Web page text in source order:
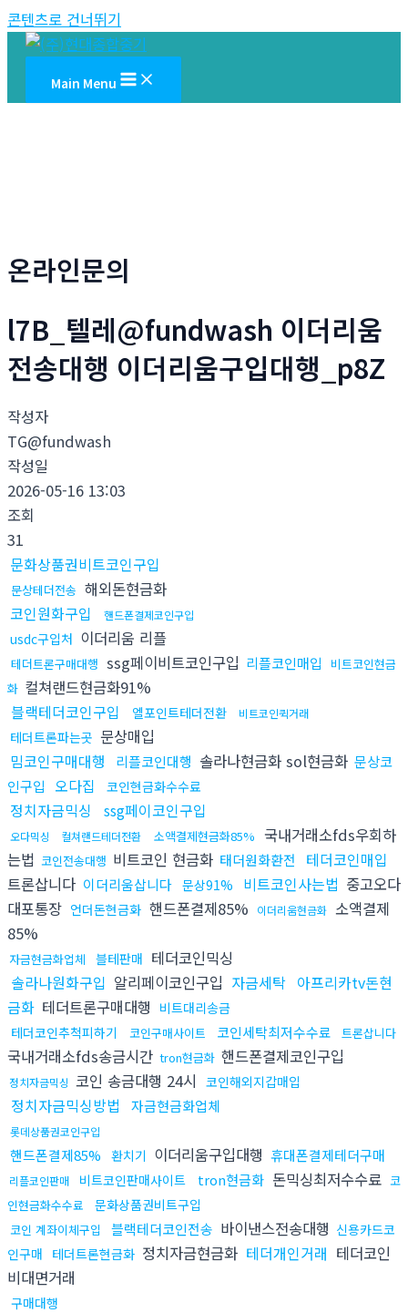
콘텐츠로 건너뛰기
Main Menu
온라인문의
l7B_텔레@fundwash 이더리움
전송대행 이더리움구입대행_p8Z
작성자
TG@fundwash
작성일
2026-05-16 13:03
조회
31
문화상품권비트코인구입
문상테더전송 해외돈현금화
코인원화구입
핸드폰결제코인구입
usdc구입처 이더리움 리플
테더트론구매대행 ssg페이비트코인구입 리플코인매입
비트코인현금
화 컬쳐랜드현금화91%
블랙테더코인구입
엘포인트테더전환 비트코인퀵거래
테더트론파는곳 문상매입
밈코인구매대행
리플코인대행 솔라나현금화 sol현금화 문상코
인구입
오다집 코인현금화수수료
정치자금믹싱 ssg페이코인구입
오다믹싱 컬쳐랜드테더전환 소액결제현금화85% 국내거래소fds우회하
는법 코인전송대행 비트코인 현금화 태더원화환전
테더코인매입
트론삽니다 이더리움삽니다 문상91% 비트코인사는법 중고오다
대포통장 언더돈현금화 핸드폰결제85% 이더리움현금화 소액결제
85%
자금현금화업체 블테판매 테더코인믹싱
솔라나원화구입 알리페이코인구입 자금세탁 아프리카tv돈현
금화 테더트론구매대행 비트대리송금
테더코인추척피하기
코인구매사이트 코인세탁최저수수료 트론삽니다
국내거래소fds송금시간 tron현금화 핸드폰결제코인구입
정치자금믹싱 코인 송금대행 24시 코인해외지갑매입
정치자금믹싱방법 자금현금화업체
롯데상품권코인구입
핸드폰결제85% 환치기 이더리움구입대행 휴대폰결제테더구매
리플코인판매 비트코인판매사이트 tron현금화 돈믹싱최저수수료 코
인현금화수수료
문화상품권비트구입
코인 계좌이체구입 블랙테더코인전송 바이낸스전송대행 신용카드코
인구매 테더트론현금화 정치자금현금화 테더개인거래 테더코인
비대면거래
구매대행